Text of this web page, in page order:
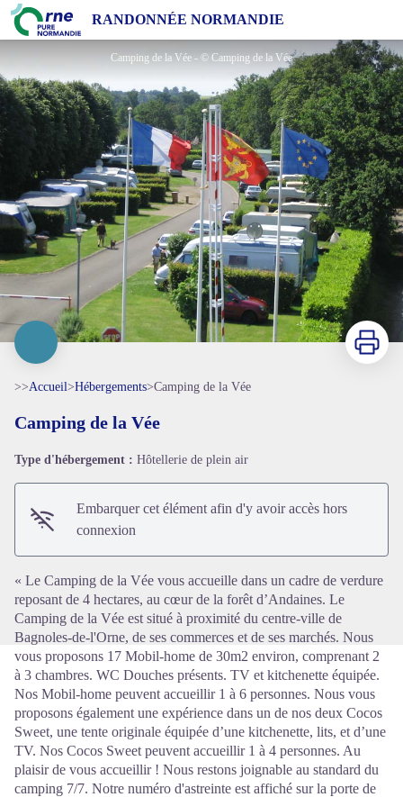
RANDONNÉE NORMANDIE
Camping de la Vée
Camping de la Vée - © Camping de la Vée
Voir l'image en plein écran
Imprimer
>>Accueil>Hébergements>Camping de la Vée
Camping de la Vée
Type d'hébergement : Hôtellerie de plein air
Embarquer cet élément afin d'y avoir accès hors
connexion
« Le Camping de la Vée vous accueille dans un cadre de verdure
reposant de 4 hectares, au cœur de la forêt d’Andaines. Le
Camping de la Vée est situé à proximité du centre-ville de
Bagnoles-de-l'Orne, de ses commerces et de ses marchés. Nous
vous proposons 17 Mobil-home de 30m2 environ, comprenant 2
à 3 chambres. WC Douches présents. TV et kitchenette équipée.
Nos Mobil-home peuvent accueillir 1 à 6 personnes. Nous vous
proposons également une expérience dans un de nos deux Cocos
Sweet, une tente originale équipée d’une kitchenette, lits, et d’une
TV. Nos Cocos Sweet peuvent accueillir 1 à 4 personnes. Au
plaisir de vous accueillir ! Nous restons joignable au standard du
camping 7/7. Notre numéro d'astreinte est affiché sur la porte de